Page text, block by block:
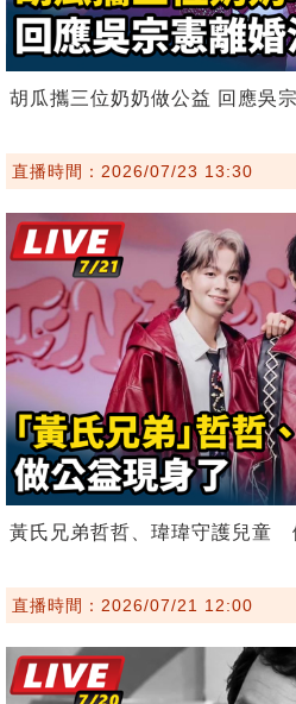
胡瓜攜三位奶奶做公益 回應吳
直播時間：2026/07/23 13:30
黃氏兄弟哲哲、瑋瑋守護兒童
直播時間：2026/07/21 12:00